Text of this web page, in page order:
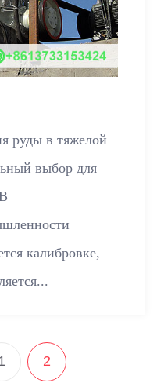
руды в тяжелой
выбор для
калибровке,
2